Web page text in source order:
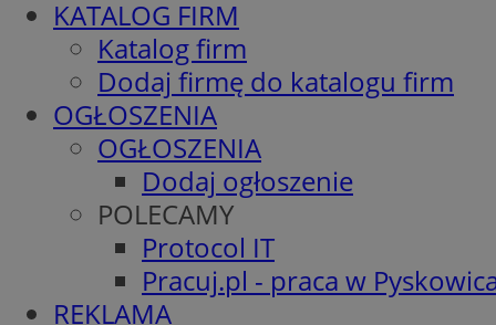
KATALOG FIRM
Katalog firm
Dodaj firmę do katalogu firm
OGŁOSZENIA
OGŁOSZENIA
Dodaj ogłoszenie
POLECAMY
Protocol IT
Pracuj.pl - praca w
REKLAMA